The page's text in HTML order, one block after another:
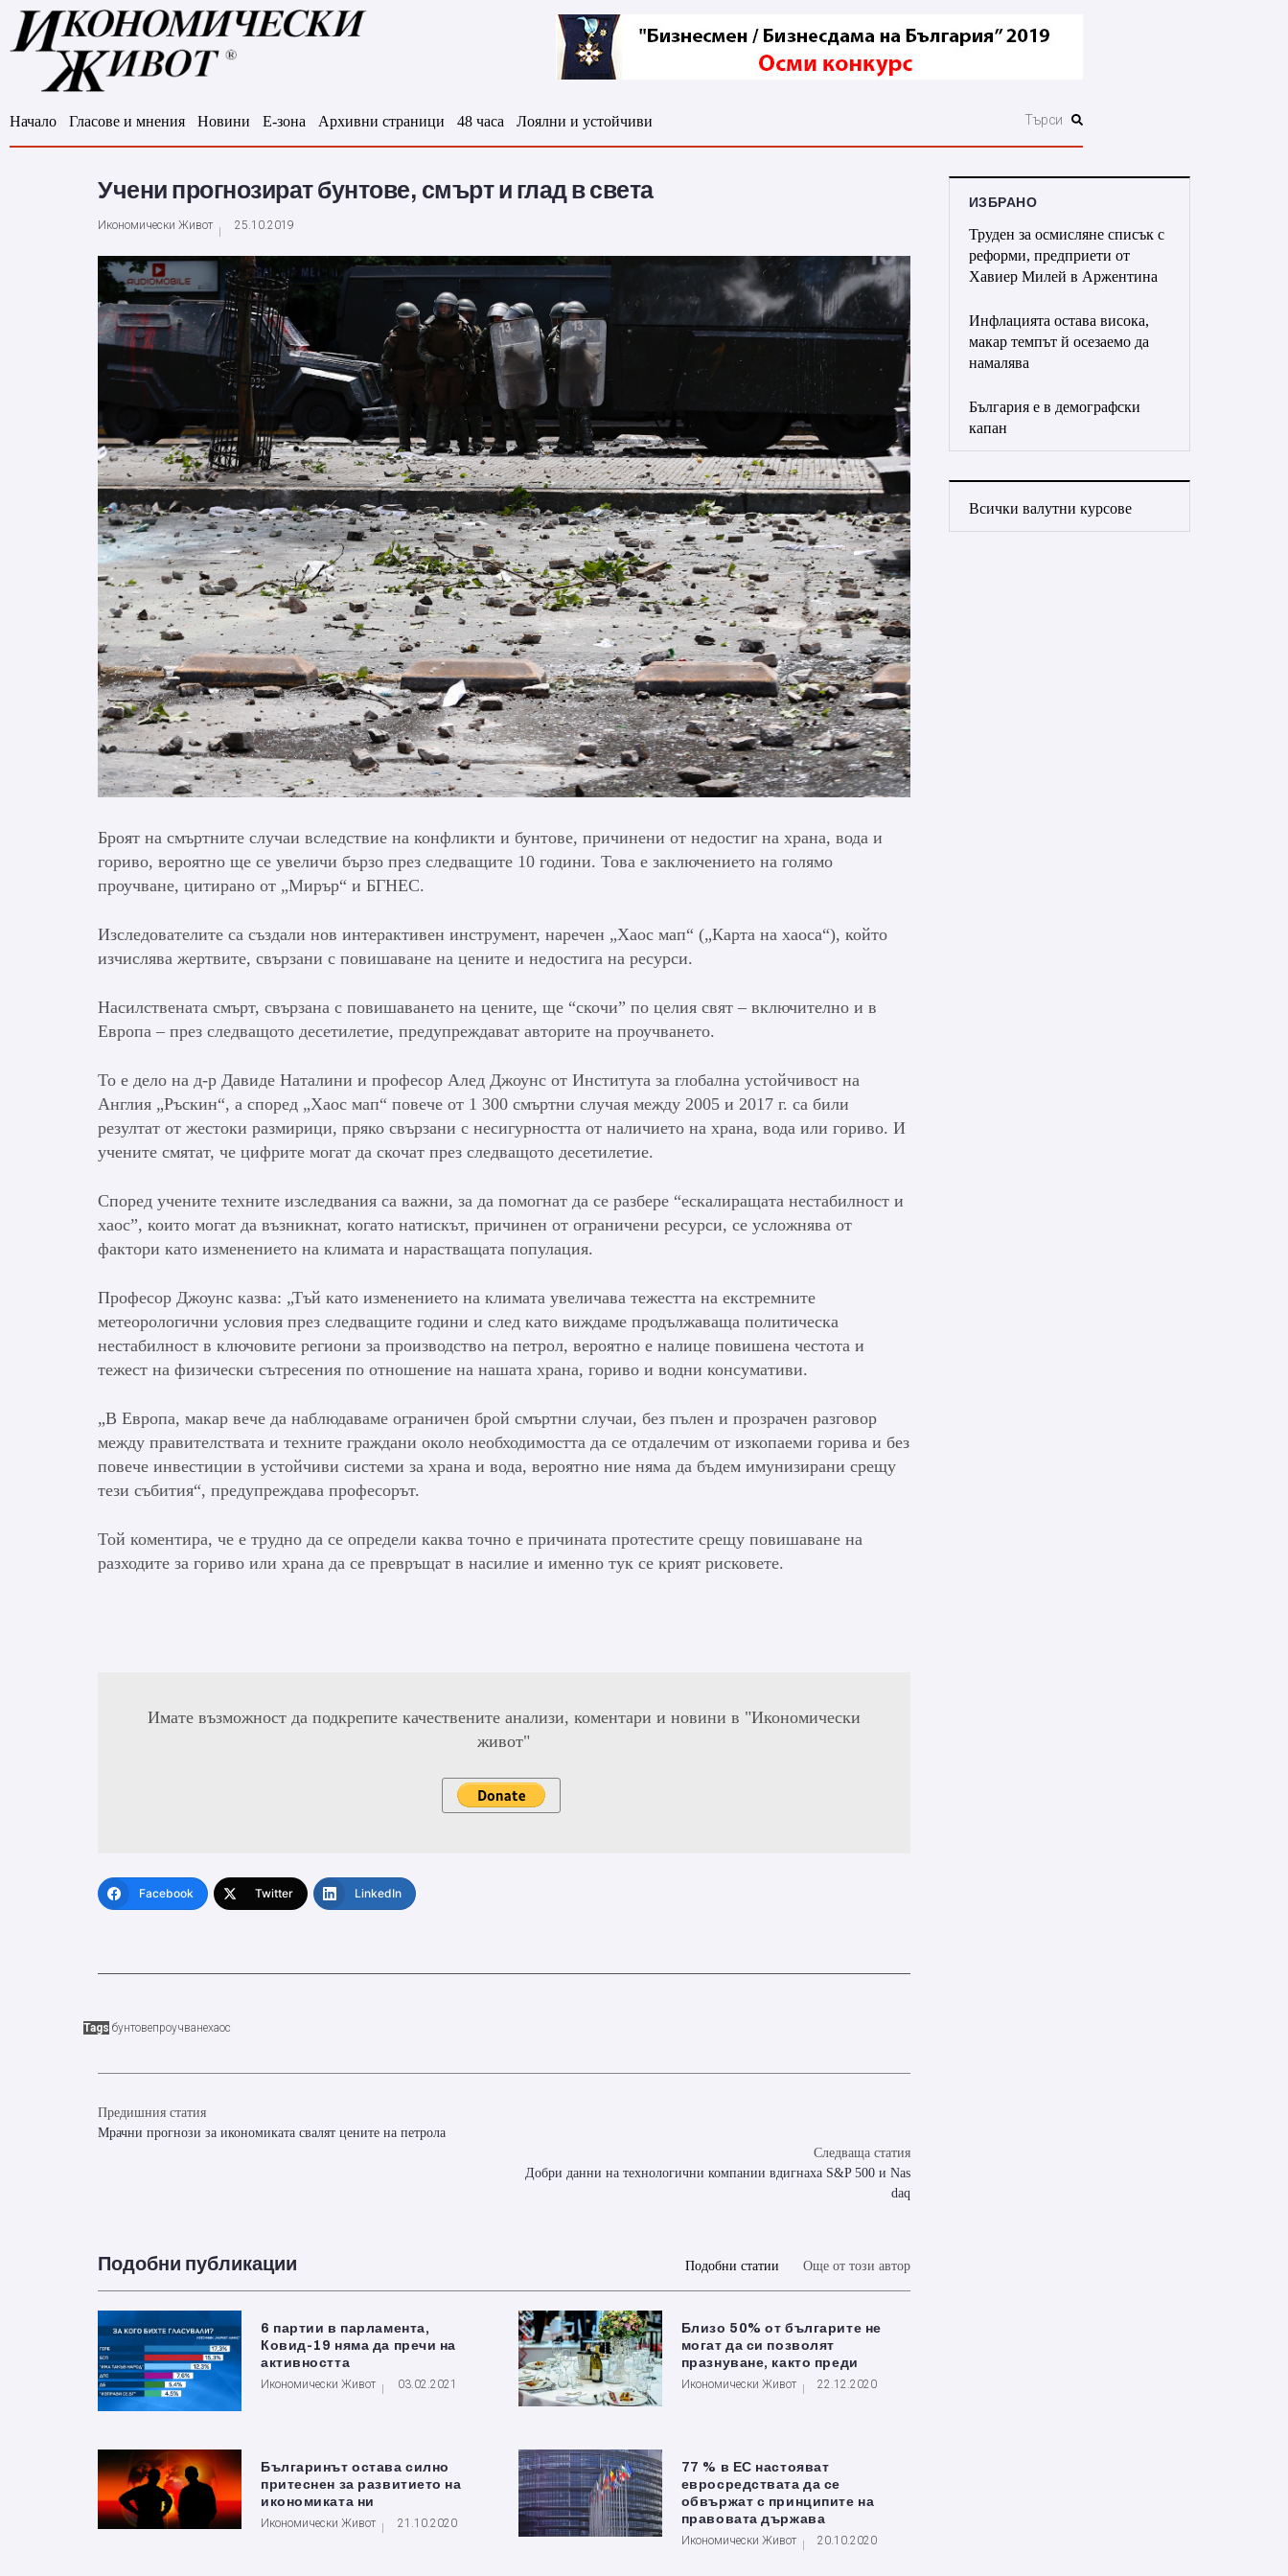
Начало Гласове и мнения Новини Е-зона Архивни страници 48 часа Лоялни и устойчиви
Учени прогнозират бунтове, смърт и глад в света
Икономически Живот 25.10.2019
Броят на смъртните случаи вследствие на конфликти и бунтове, причинени от недостиг на храна, вода и
гориво, вероятно ще се увеличи бързо през следващите 10 години. Това е заключението на голямо
проучване, цитирано от „Мирър“ и БГНЕС.
Изследователите са създали нов интерактивен инструмент, наречен „Хаос мап“ („Карта на хаоса“), който
изчислява жертвите, свързани с повишаване на цените и недостига на ресурси.
Насилствената смърт, свързана с повишаването на цените, ще “скочи” по целия свят – включително и в
Европа – през следващото десетилетие, предупреждават авторите на проучването.
То е дело на д-р Давиде Наталини и професор Алед Джоунс от Института за глобална устойчивост на
Англия „Ръскин“, а според „Хаос мап“ повече от 1 300 смъртни случая между 2005 и 2017 г. са били
резултат от жестоки размирици, пряко свързани с несигурността от наличието на храна, вода или гориво. И
учените смятат, че цифрите могат да скочат през следващото десетилетие.
Според учените техните изследвания са важни, за да помогнат да се разбере “ескалиращата нестабилност и
хаос”, които могат да възникнат, когато натискът, причинен от ограничени ресурси, се усложнява от
фактори като изменението на климата и нарастващата популация.
Професор Джоунс казва: „Тъй като изменението на климата увеличава тежестта на екстремните
метеорологични условия през следващите години и след като виждаме продължаваща политическа
нестабилност в ключовите региони за производство на петрол, вероятно е налице повишена честота и
тежест на физически сътресения по отношение на нашата храна, гориво и водни консумативи.
„В Европа, макар вече да наблюдаваме ограничен брой смъртни случаи, без пълен и прозрачен разговор
между правителствата и техните граждани около необходимостта да се отдалечим от изкопаеми горива и без
повече инвестиции в устойчиви системи за храна и вода, вероятно ние няма да бъдем имунизирани срещу
тези събития“, предупреждава професорът.
Той коментира, че е трудно да се определи каква точно е причината протестите срещу повишаване на
разходите за гориво или храна да се превръщат в насилие и именно тук се крият рисковете.
Имате възможност да подкрепите качествените анализи, коментари и новини в "Икономически
живот"
Facebook Twitter LinkedIn
Tags бунтовепроучванехаос
Предишния статия
Мрачни прогнози за икономиката свалят цените на петрола
Следваща статия
Добри данни на технологични компании вдигнаха S&P 500 и Nas
daq
Подобни публикации Подобни статии Още от този автор
6 партии в парламента,
Ковид-19 няма да пречи на
активността
Икономически Живот 03.02.2021
Близо 50% от българите не
могат да си позволят
празнуване, както преди
Икономически Живот 22.12.2020
Българинът остава силно
притеснен за развитието на
икономиката ни
Икономически Живот 21.10.2020
77 % в ЕС настояват
евросредствата да се
обвържат с принципите на
правовата държава
Икономически Живот 20.10.2020
ИЗБРАНО
Труден за осмисляне списък с
реформи, предприети от
Хавиер Милей в Аржентина
Инфлацията остава висока,
макар темпът й осезаемо да
намалява
България е в демографски
капан
Всички валутни курсове